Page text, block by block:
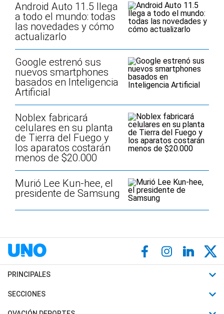
Android Auto 11.5 llega
a todo el mundo: todas
las novedades y cómo
actualizarlo
Google estrenó sus
nuevos smartphones
basados en Inteligencia
Artificial
Noblex fabricará
celulares en su planta
de Tierra del Fuego y
los aparatos costarán
menos de $20.000
Murió Lee Kun-hee, el
presidente de Samsung
PRINCIPALES
Últimas Noticias
Política
SECCIONES